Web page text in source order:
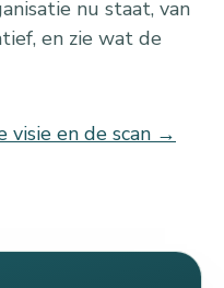
nu staat, van
en zie wat de
visie en de scan →